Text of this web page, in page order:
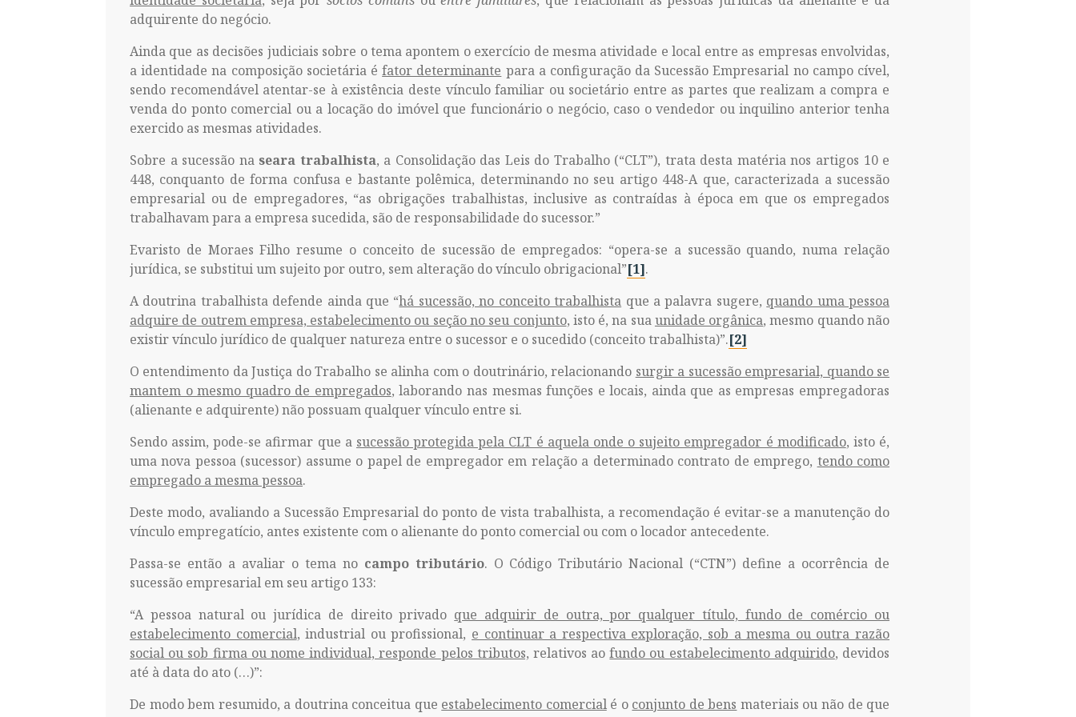
adquirente do negócio.
Ainda que as decisões judiciais sobre o tema apontem o exercício de mesma atividade e local entre as empresas envolvidas,
a identidade na composição societária éfator determinante para a configuração da Sucessão Empresarial no campo cível,
sendo recomendável atentar-se à existência deste vínculo familiar ou societário entre as partes que realizam a compra e
venda do ponto comercial ou a locação do imóvel que funcionário o negócio, caso o vendedor ou inquilino anterior tenha
exercido as mesmas atividades.
Sobre a sucessão na seara trabalhista, a Consolidação das Leis do Trabalho (“CLT”), trata desta matéria nos artigos 10 e
448, conquanto de forma confusa e bastante polêmica, determinando no seu artigo 448-A que, caracterizada a sucessão
empresarial ou de empregadores, “as obrigações trabalhistas, inclusive as contraídas à época em que os empregados
trabalhavam para a empresa sucedida, são de responsabilidade do sucessor.”
Evaristo de Moraes Filho resume o conceito de sucessão de empregados: “opera-se a sucessão quando, numa relação
jurídica, se substitui um sujeito por outro, sem alteração do vínculo obrigacional”[1].
A doutrina trabalhista defende ainda que “há sucessão, no conceito trabalhista que a palavra sugere, quando uma pessoa
adquire de outrem empresa, estabelecimento ou seção no seu conjunto, isto é, na suaunidade orgânica, mesmo quando não
existir vínculo jurídico de qualquer natureza entre o sucessor e o sucedido (conceito trabalhista)”.[2]
O entendimento da Justiça do Trabalho se alinha com o doutrinário, relacionando surgir a sucessão empresarial, quando se
mantem o mesmo quadro de empregados, laborando nas mesmas funções e locais, ainda que as empresas empregadoras
(alienante e adquirente) não possuam qualquer vínculo entre si.
Sendo assim, pode-se afirmar que a sucessão protegida pela CLT é aquela onde o sujeito empregador é modificado, isto é,
uma nova pessoa (sucessor) assume o papel de empregador em relação a determinado contrato de emprego, tendo como
empregado a mesma pessoa.
Deste modo, avaliando a Sucessão Empresarial do ponto de vista trabalhista, a recomendação é evitar-se a manutenção do
vínculo empregatício, antes existente com o alienante do ponto comercial ou com o locador antecedente.
Passa-se então a avaliar o tema no campo tributário. O Código Tributário Nacional (“CTN”) define a ocorrência de
sucessão empresarial em seu artigo 133:
“A pessoa natural ou jurídica de direito privado que adquirir de outra, por qualquer título, fundo de comércio ou
estabelecimento comercial, industrial ou profissional, e continuar a respectiva exploração, sob a mesma ou outra razão
social ou sob firma ou nome individual, responde pelos tributos, relativos aofundo ou estabelecimento adquirido, devidos
até à data do ato (…)”:
De modo bem resumido, a doutrina conceitua que estabelecimento comercialé o conjunto de bens materiais ou não de que